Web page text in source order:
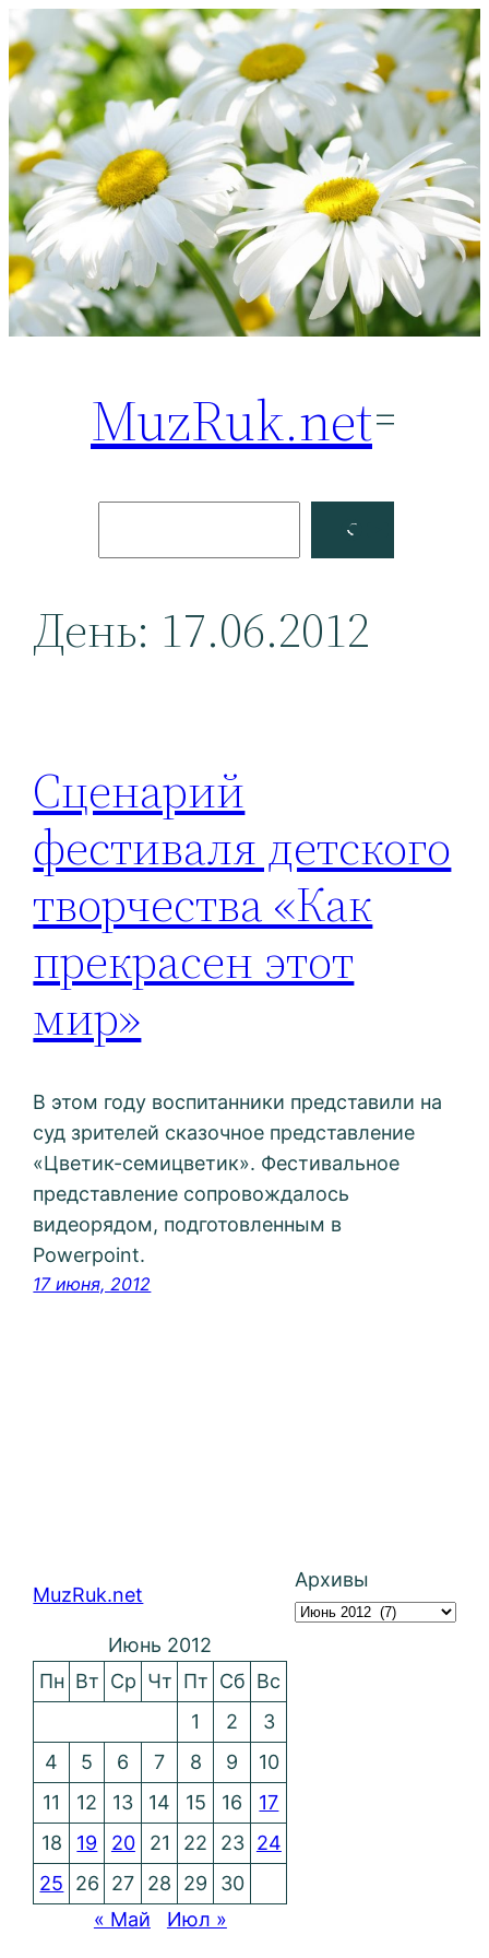
Перейти
к
содержимому
MuzRuk.net
Facebook
День: 17.06.2012
Сценарий
фестиваля детского
творчества «Как
прекрасен этот
мир»
В этом году воспитанники представили на
суд зрителей сказочное представление
«Цветик-семицветик». Фестивальное
представление сопровождалось
видеорядом, подготовленным в
Powerpoint.
17 июня, 2012
MuzRuk.net
Архивы
Июнь 2012
Пн Вт Ср Чт Пт Сб Вс
1
2
3
4
5 6 7 8 9
10
11
12 13 14 15 16
17
18
19 20 21 22 23 24
25
26 27 28 29
30
« Май
Июл »